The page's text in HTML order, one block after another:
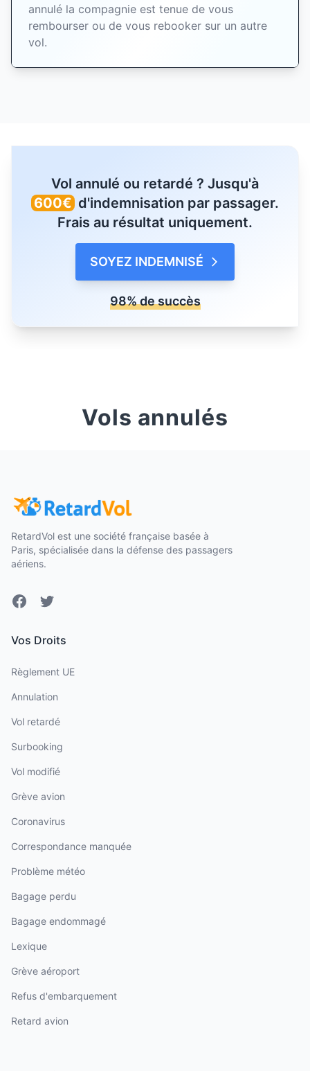
annulé la compagnie est tenue de vous
rembourser ou de vous rebooker sur un autre
vol.
Vol annulé ou retardé ? Jusqu'à
600€ d'indemnisation par passager.
Frais au résultat uniquement.
SOYEZ INDEMNISÉ
98% de succès
Vols annulés
RetardVol est une société française basée à
Paris, spécialisée dans la défense des passagers
aériens.
FacebookTwitter
Vos Droits
Règlement UE
Annulation
Vol retardé
Surbooking
Vol modifié
Grève avion
Coronavirus
Correspondance manquée
Problème météo
Bagage perdu
Bagage endommagé
Lexique
Grève aéroport
Refus d'embarquement
Retard avion